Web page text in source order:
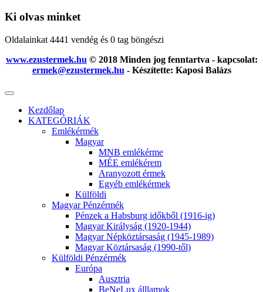
Ki olvas minket
Oldalainkat 4441 vendég és 0 tag böngészi
www.ezustermek.hu © 2018 Minden jog fenntartva - kapcsolat:
ermek@ezustermek.hu - Készítette: Kaposi Balázs
Kezdőlap
KATEGÓRIÁK
Emlékérmék
Magyar
MNB emlékérme
MÉE emlékérem
Aranyozott érmek
Egyéb emlékérmek
Külföldi
Magyar Pénzérmék
Pénzek a Habsburg időkből (1916-ig)
Magyar Királyság (1920-1944)
Magyar Népköztársaság (1945-1989)
Magyar Köztársaság (1990-től)
Külföldi Pénzérmék
Európa
Ausztria
BeNeLux álllamok